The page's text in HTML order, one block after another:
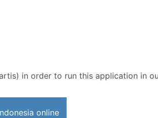
in order to run this application in
online